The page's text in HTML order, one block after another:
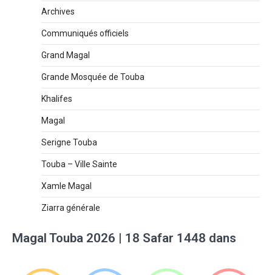
Archives
Communiqués officiels
Grand Magal
Grande Mosquée de Touba
Khalifes
Magal
Serigne Touba
Touba – Ville Sainte
Xamle Magal
Ziarra générale
Magal Touba 2026 | 18 Safar 1448 dans